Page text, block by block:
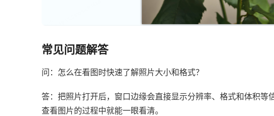
常见问题解答
问：怎么在看图时快速了解照片大小和格式？
答：把照片打开后，窗口边缘会直接显示分辨率、格式和体积等
查看图片的过程中就能一眼看清。